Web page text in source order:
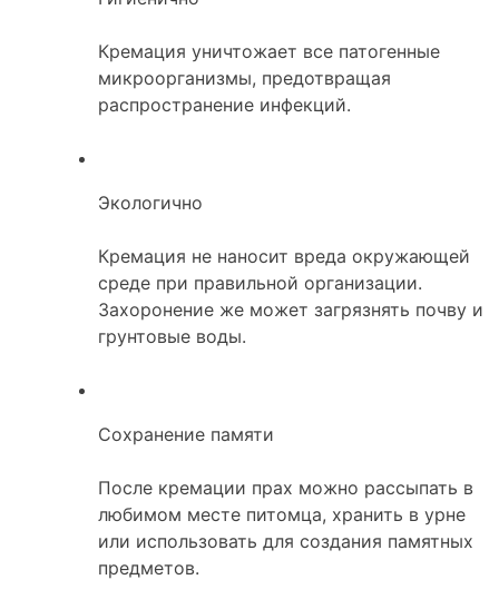
Кремация уничтожает все патогенные
микроорганизмы, предотвращая
распространение инфекций.
Экологично
Кремация не наносит вреда окружающей
среде при правильной организации.
Захоронение же может загрязнять почву и
грунтовые воды.
Сохранение памяти
После кремации прах можно рассыпать в
любимом месте питомца, хранить в урне
или использовать для создания памятных
предметов.